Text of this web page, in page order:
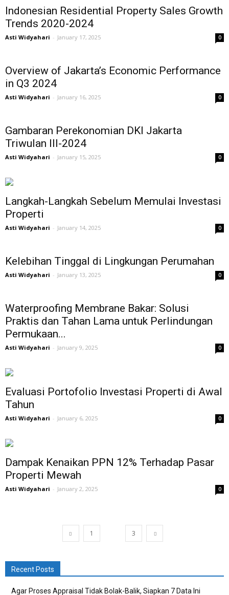
Indonesian Residential Property Sales Growth
Trends 2020-2024
Asti Widyahari - January 17, 2025 0
Overview of Jakarta’s Economic Performance
in Q3 2024
Asti Widyahari - January 16, 2025 0
Gambaran Perekonomian DKI Jakarta
Triwulan III-2024
Asti Widyahari - January 15, 2025 0
Langkah-Langkah Sebelum Memulai Investasi
Properti
Asti Widyahari - January 14, 2025 0
Kelebihan Tinggal di Lingkungan Perumahan
Asti Widyahari - January 13, 2025 0
Waterproofing Membrane Bakar: Solusi
Praktis dan Tahan Lama untuk Perlindungan
Permukaan...
Asti Widyahari - January 9, 2025 0
Evaluasi Portofolio Investasi Properti di Awal
Tahun
Asti Widyahari - January 6, 2025 0
Dampak Kenaikan PPN 12% Terhadap Pasar
Properti Mewah
Asti Widyahari - January 2, 2025 0
1 3
Recent Posts
Agar Proses Appraisal Tidak Bolak-Balik, Siapkan 7 Data Ini